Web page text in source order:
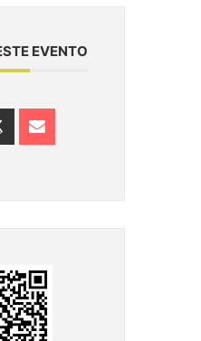
EVENTO